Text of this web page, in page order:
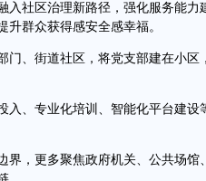
入社区治理新路径，强化服务能力
升群众获得感安全感幸福。
、街道社区，将党支部建在小区
、专业化培训、智能化平台建设
，更多聚焦政府机关、公共场馆